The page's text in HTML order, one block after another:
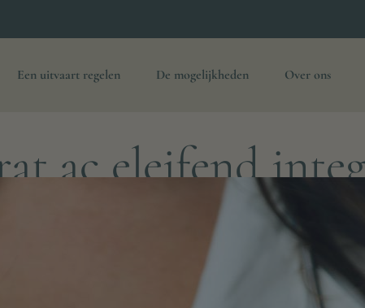
Een uitvaart regelen De mogelijkheden Over ons
ac eleifend